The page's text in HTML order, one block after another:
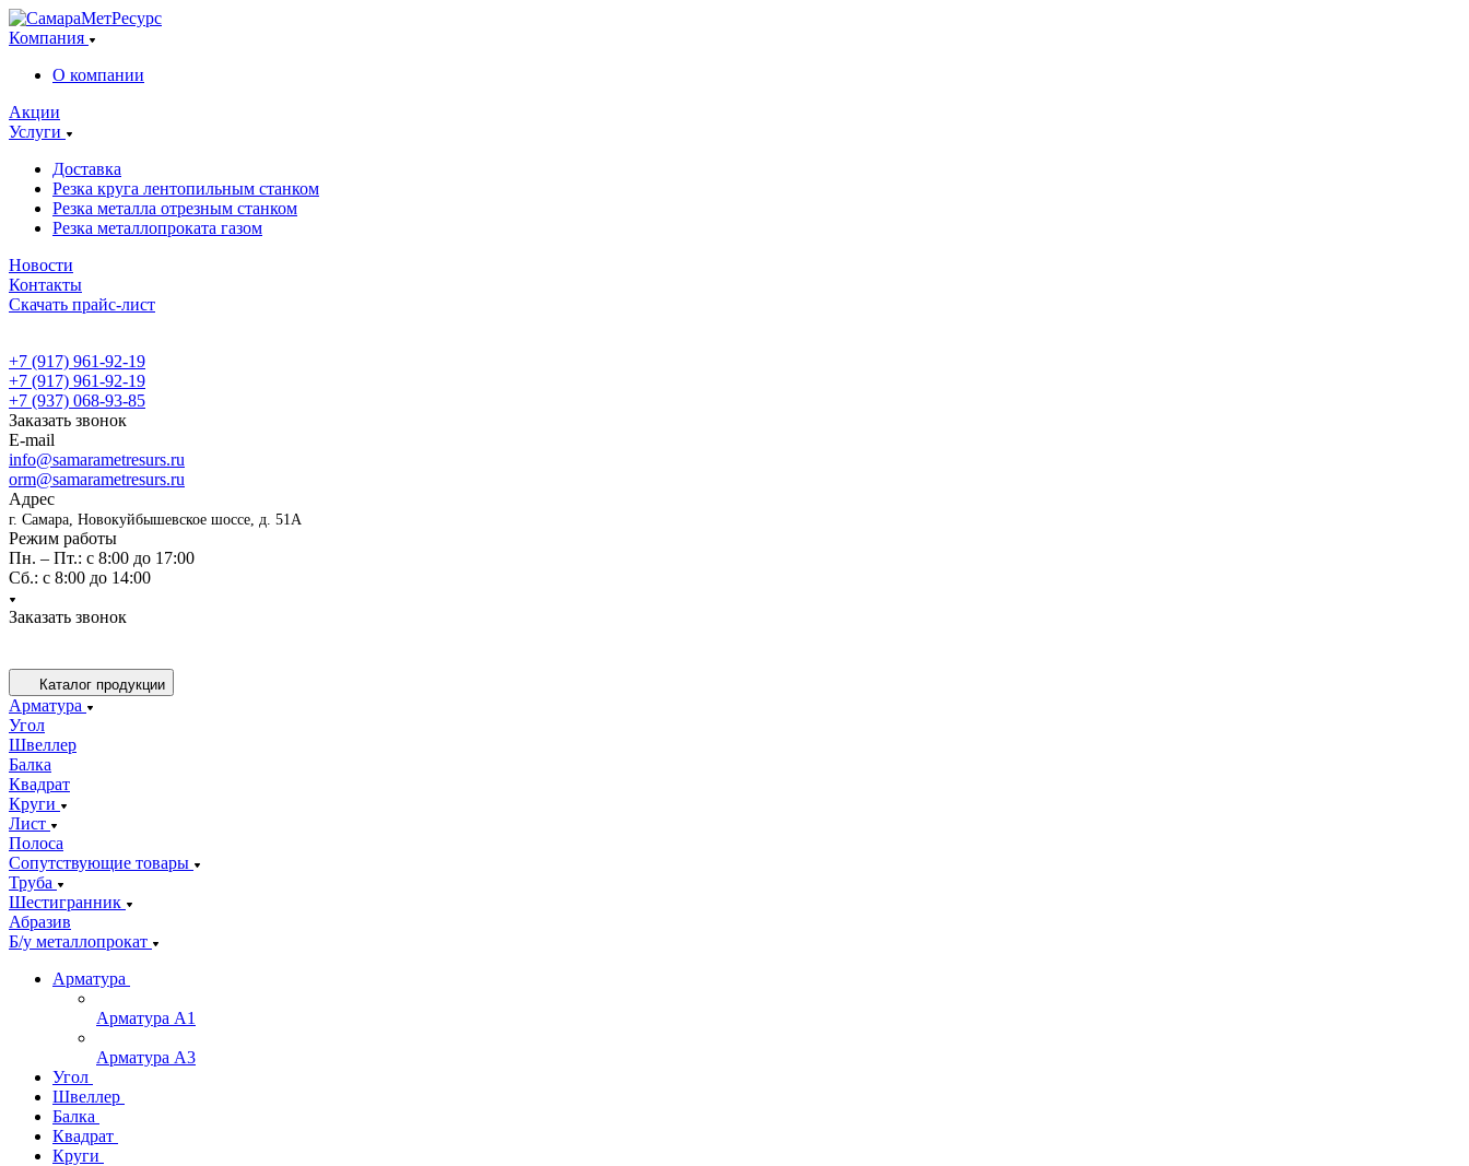
Компания
О компании
Акции
Услуги
Доставка
Резка круга лентопильным станком
Резка металла отрезным станком
Резка металлопроката газом
Новости
Контакты
Скачать прайс-лист
+7 (917) 961-92-19
+7 (917) 961-92-19
+7 (937) 068-93-85
Заказать звонок
E-mail
info@samarametresurs.ru
orm@samarametresurs.ru
Адрес
г. Самара, Новокуйбышевское шоссе, д. 51А
Режим работы
Пн. – Пт.: с 8:00 до 17:00
Cб.: с 8:00 до 14:00
Заказать звонок
Каталог продукции
Арматура
Угол
Швеллер
Балка
Квадрат
Круги
Лист
Полоса
Сопутствующие товары
Труба
Шестигранник
Абразив
Б/у металлопрокат
Арматура
Арматура А1
Арматура А3
Угол
Швеллер
Балка
Квадрат
Круги